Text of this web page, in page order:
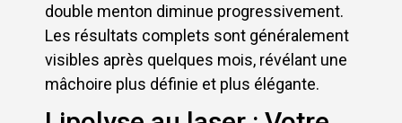
double menton diminue progressivement.
Les résultats complets sont généralement
visibles après quelques mois, révélant une
mâchoire plus définie et plus élégante.